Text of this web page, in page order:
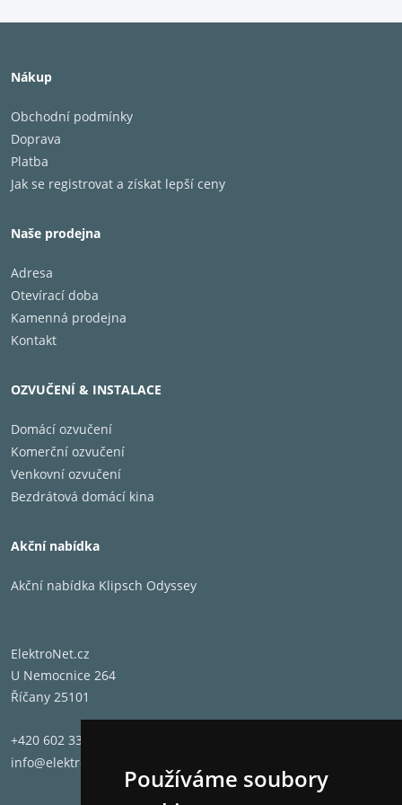
Používáme soubory
Nákup
Obchodní podmínky
Doprava
Platba
Jak se registrovat a získat lepší ceny
Naše prodejna
Adresa
Otevírací doba
Kamenná prodejna
Kontakt
OZVUČENÍ & INSTALACE
Domácí ozvučení
Komerční ozvučení
Venkovní ozvučení
Bezdrátová domácí kina
Akční nabídka
Akční nabídka Klipsch Odyssey
ElektroNet.cz
U Nemocnice 264
Říčany 25101
+420 602 331 662
info@elektronet.cz